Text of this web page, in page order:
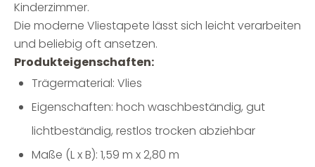
Kinderzimmer.
Die moderne Vliestapete lässt sich leicht verarbeiten
und beliebig oft ansetzen.
Produkteigenschaften:
Trägermaterial: Vlies
Eigenschaften: hoch waschbeständig, gut
lichtbeständig, restlos trocken abziehbar
Maße (L x B): 1,59 m x 2,80 m